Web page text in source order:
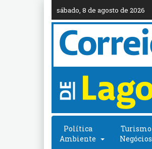
sábado, 8 de agosto de 2026
Política
Ambiente
Turismo
Negócios